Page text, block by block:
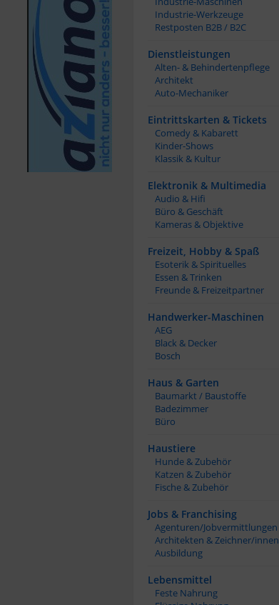
Industrie-Werkzeuge
Restposten B2B / B2C
Dienstleistungen
Alten- & Behindertenpflege
Architekt
Auto-Mechaniker
Eintrittskarten & Tickets
Comedy & Kabarett
Kinder-Shows
Klassik & Kultur
Elektronik & Multimedia
Audio & Hifi
Büro & Geschäft
Kameras & Objektive
Freizeit, Hobby & Spaß
Esoterik & Spirituelles
Essen & Trinken
Freunde & Freizeitpartner
Handwerker-Maschinen
AEG
Black & Decker
Bosch
Haus & Garten
Baumarkt / Baustoffe
Badezimmer
Büro
Haustiere
Hunde & Zubehör
Katzen & Zubehör
Fische & Zubehör
Jobs & Franchising
Agenturen/Jobvermittlungen
Architekten & Zeichner/innen
Ausbildung
Lebensmittel
Feste Nahrung